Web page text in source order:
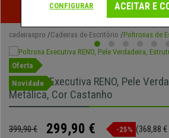
Exclusivos por Tempo Limitado -
cadeiraspro Cadeiras de Escritório Poltronas de
Oferta
Novidade
Poltrona Executiva RENO, Pele
Metálica, Cor Castanho
399,90 € 299,90 € -25% (368,88
CONFIGURAR ACEITAR E